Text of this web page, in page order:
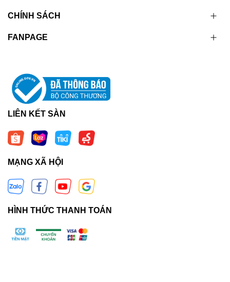
CHÍNH SÁCH
FANPAGE
LIÊN KẾT SÀN
MẠNG XÃ HỘI
HÌNH THỨC THANH TOÁN